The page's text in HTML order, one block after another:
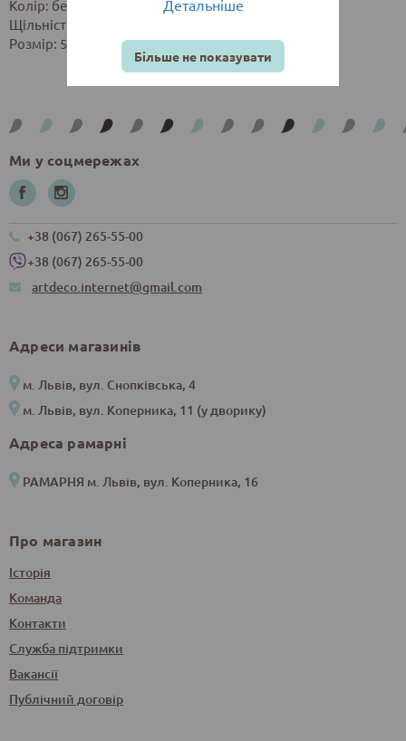
Колір: бежевий. Легка фактура.
Щільність: 300 г/м2.
Розмір: 50х70 см.
Ми у соцмережах
+38 (067) 265-55-00
+38 (067) 265-55-00
artdeco.internet@gmail.com
Адреси магазинів
м. Львів, вул. Снопківська, 4
м. Львів, вул. Коперника, 11 (у дворику)
Адреса рамарні
РАМАРНЯ м. Львів, вул. Коперника, 16
Про магазин
Історія
Команда
Контакти
Служба підтримки
Вакансії
Публічний договір
Детальніше
Більше не показувати